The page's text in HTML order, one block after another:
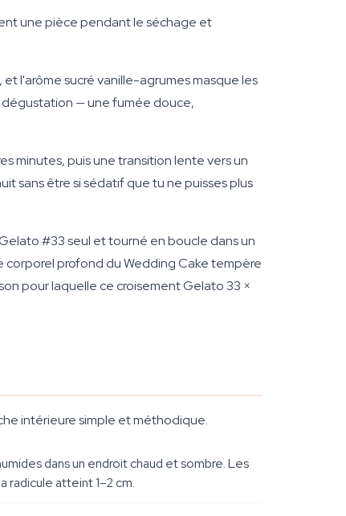
une pièce pendant le séchage et
l'arôme sucré vanille-agrumes masque les
dégustation — une fumée douce,
minutes, puis une transition lente vers un
sans être si sédatif que tu ne puisses plus
#33 seul et tourné en boucle dans un
corporel profond du Wedding Cake tempère
pour laquelle ce croisement Gelato 33 ×
intérieure simple et méthodique.
dans un endroit chaud et sombre. Les
radicule atteint 1–2 cm.